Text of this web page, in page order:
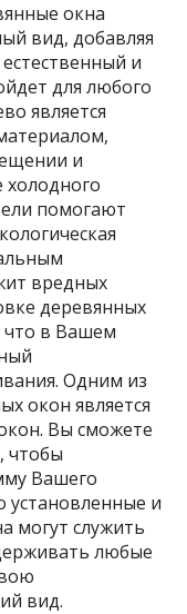
окна
вид, добавляя
и
для любого
является
и
помогают
вредных
деревянных
что в Вашем
Одним из
окон является
Вы сможете
чтобы
Вашего
установленные и
могут служить
любые
вид.